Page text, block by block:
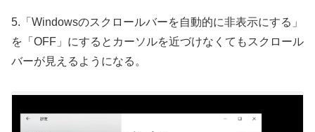
5.「Windowsのスクロールバーを自動的に非表示にする」
を「OFF」にするとカーソルを近づけなくてもスクロール
バーが見えるようになる。